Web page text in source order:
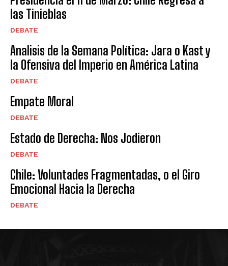
las Tinieblas
DEBATE
Analisis de la Semana Política: Jara o Kast y
la Ofensiva del Imperio en América Latina
DEBATE
Empate Moral
DEBATE
Estado de Derecha: Nos Jodieron
DEBATE
Chile: Voluntades Fragmentadas, o el Giro
Emocional Hacia la Derecha
DEBATE